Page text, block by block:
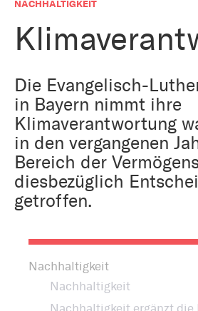
NACHHALTIGKEIT
Die Evangelisch-
in Bayern nimmt ihre
Klimaverantwortung
in den vergangenen
Bereich der
diesbezüglich
getroffen.
Nachhaltigkeit
Nachhaltigkeit
Nachhaltigkeit ergänzt die
Kirche und Geld
Arbeiten bei der Kirche
Kirchenjahr
Ökumene
Religion in der Schule
Kunst
Aktiv gegen
Bildung und
Tourismus